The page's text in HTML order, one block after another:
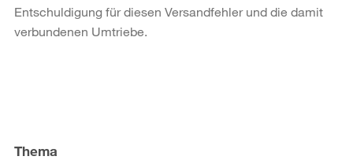
Entschuldigung für diesen Versandfehler und die damit
verbundenen Umtriebe.
Informationen
Thema